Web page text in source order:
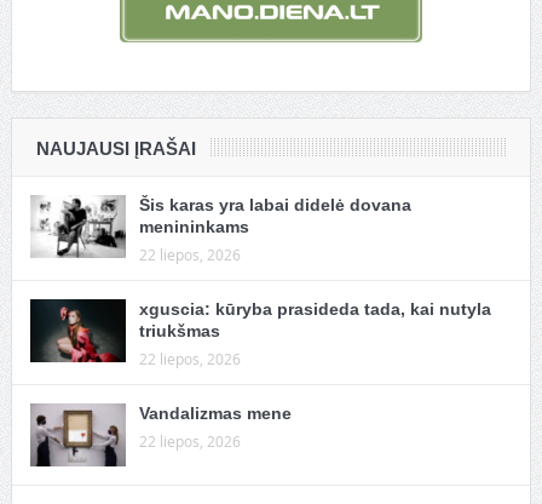
NAUJAUSI ĮRAŠAI
Šis karas yra labai didelė dovana
menininkams
22 liepos, 2026
xguscia: kūryba prasideda tada, kai nutyla
triukšmas
22 liepos, 2026
Vandalizmas mene
22 liepos, 2026